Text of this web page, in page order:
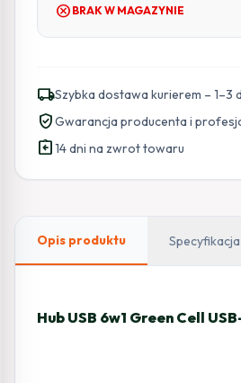
cancel BRAK W MAGAZYNIE
local_shippingSzybka dostawa kurierem – 1–3
verified_userGwarancja producenta i
assignment_return14 dni na zwrot towaru
Opis produktu
Hub USB 6w1 Green Cell